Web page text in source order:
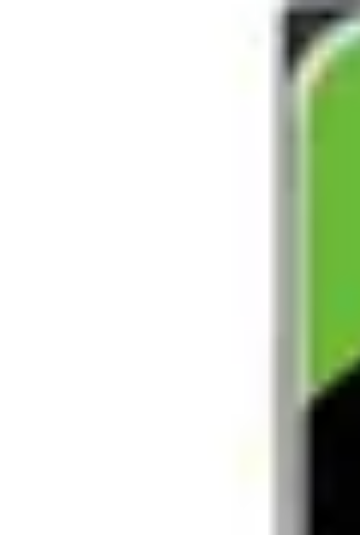
Te-ar putea